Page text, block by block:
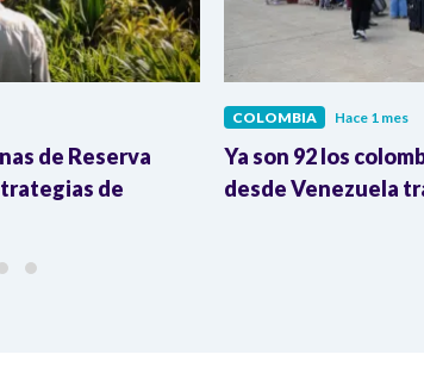
de Reserva
de
COLOMBIA Hace 1 mes
Ya son 92 los
desde Venezuela